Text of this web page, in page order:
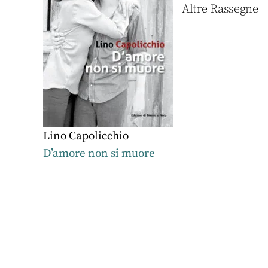
Lino Capolicchio
D’amore non si muore
Altre Rassegne